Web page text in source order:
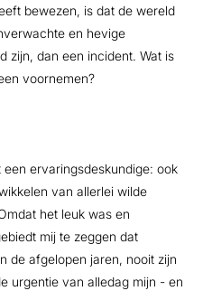
bewezen, is dat de wereld
en hevige
zijn, dan een incident. Wat is
voornemen?
ervaringsdeskundige: ook
van allerlei wilde
het leuk was en
mij te zeggen dat
de afgelopen jaren, nooit zijn
urgentie van alledag mijn - en